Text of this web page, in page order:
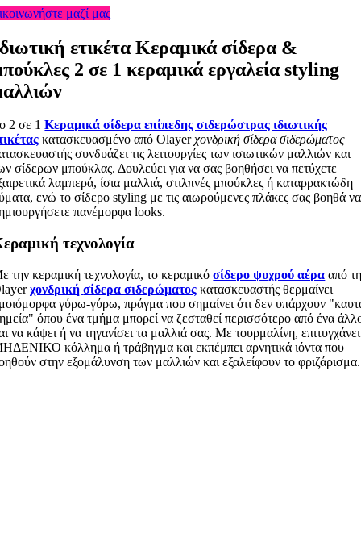
μαζί μας
ετικέτα Κεραμικά σίδερα &
2 σε 1 κεραμικά εργαλεία styling
2 σε 1Κεραμικά σίδερα επίπεδης σιδερώστρας ιδιωτικής
κατασκευασμένο από Olayerχονδρικήσίδερα σιδερώματος
συνδυάζει τις λειτουργίες των ισιωτικών μαλλιών και
σίδερων μπούκλας. Δουλεύει για να σας βοηθήσει να πετύχετε
λαμπερά, ίσια μαλλιά, στιλπνές μπούκλες ή καταρρακτώδη
ενώ το σίδερο styling με τις αιωρούμενες πλάκες σας βοηθά να
πανέμορφα looks.
τεχνολογία
την κεραμική τεχνολογία, το κεραμικόσίδερο ψυχρού αέρα από
χονδρικήσίδερα σιδερώματος κατασκευαστής θερμαίνει
γύρω-γύρω, πράγμα που σημαίνει ότι δεν υπάρχουν
όπου ένα τμήμα μπορεί να ζεσταθεί περισσότερο από ένα
να κάψει ή να τηγανίσει τα μαλλιά σας. Με τουρμαλίνη, επιτυγχάνει
κόλλημα ή τράβηγμα και εκπέμπει αρνητικά ιόντα που
στην εξομάλυνση των μαλλιών και εξαλείφουν το φριζάρισμα.